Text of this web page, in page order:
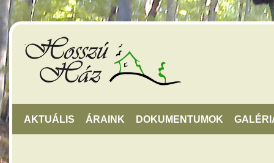
AKTUÁLIS ÁRAINK DOKUMENTUMOK